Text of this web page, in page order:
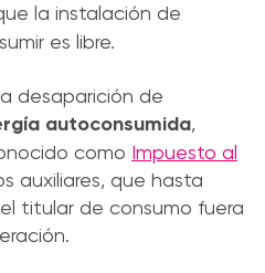
la instalación de
es libre.
desaparición de
autoconsumida,
como Impuesto al
auxiliares, que hasta
titular de consumo fuera